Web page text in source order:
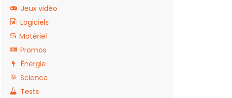
Jeux vidéo
Logiciels
Matériel
Promos
Énergie
Science
Tests